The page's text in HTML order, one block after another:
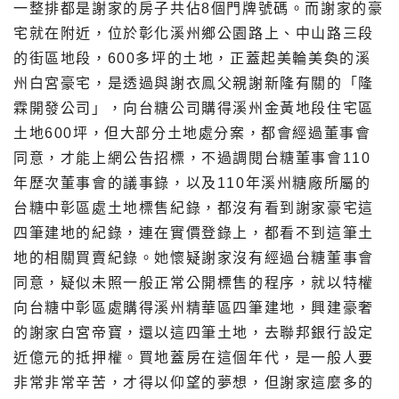
一整排都是謝家的房子共佔8個門牌號碼。而謝家的豪
宅就在附近，位於彰化溪州鄉公園路上、中山路三段
的街區地段，600多坪的土地，正蓋起美輪美奐的溪
州白宮豪宅，是透過與謝衣鳯父親謝新隆有關的「隆
霖開發公司」，向台糖公司購得溪州金黃地段住宅區
土地600坪，但大部分土地處分案，都會經過董事會
同意，才能上網公告招標，不過調閱台糖董事會110
年歷次董事會的議事錄，以及110年溪州糖廠所屬的
台糖中彰區處土地標售紀錄，都沒有看到謝家豪宅這
四筆建地的紀錄，連在實價登錄上，都看不到這筆土
地的相關買賣紀錄。她懷疑謝家沒有經過台糖董事會
同意，疑似未照一般正常公開標售的程序，就以特權
向台糖中彰區處購得溪州精華區四筆建地，興建豪奢
的謝家白宮帝寶，還以這四筆土地，去聯邦銀行設定
近億元的抵押權。買地蓋房在這個年代，是一般人要
非常非常辛苦，才得以仰望的夢想，但謝家這麼多的